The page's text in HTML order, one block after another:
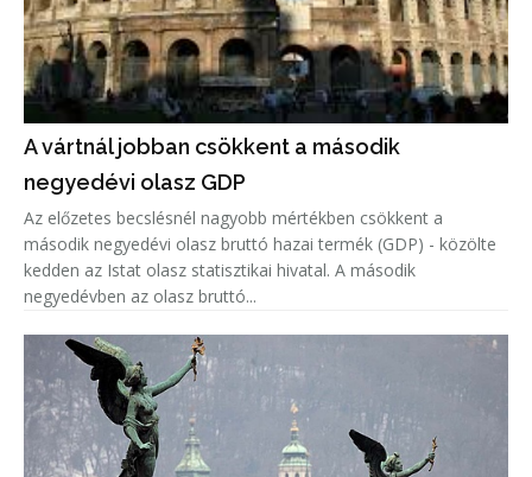
A vártnál jobban csökkent a második
negyedévi olasz GDP
Az előzetes becslésnél nagyobb mértékben csökkent a
második negyedévi olasz bruttó hazai termék (GDP) - közölte
kedden az Istat olasz statisztikai hivatal. A második
negyedévben az olasz bruttó...